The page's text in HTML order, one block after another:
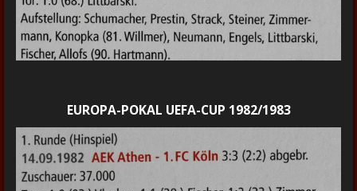
EUROPA-POKAL UEFA-CUP 1982/1983